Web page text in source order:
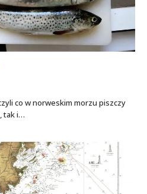
co w norweskim morzu piszczy
tak i…